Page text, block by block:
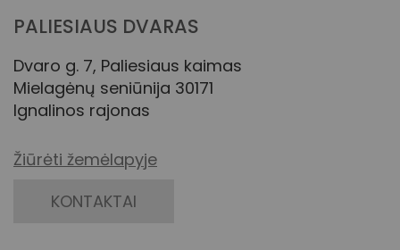
PALIESIAUS DVARAS
Dvaro g. 7, Paliesiaus kaimas
Mielagėnų seniūnija 30171
Ignalinos rajonas
Žiūrėti žemėlapyje
KONTAKTAI